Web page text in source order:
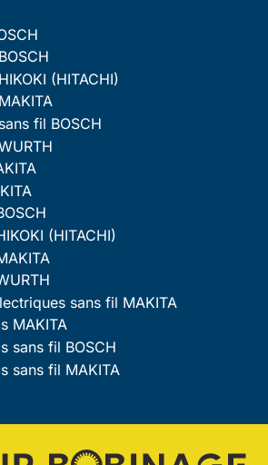
(HITACHI)
fil BOSCH
(HITACHI)
sans fil MAKITA
MAKITA
sans fil BOSCH
sans fil MAKITA